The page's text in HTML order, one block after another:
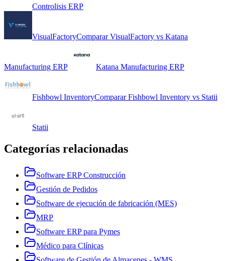
Controlisis ERP
VisualFactoryComparar VisualFactory vs Katana
Manufacturing ERP Katana Manufacturing ERP
Fishbowl InventoryComparar Fishbowl Inventory vs Statii
Statii
Categorías relacionadas
Software ERP Construcción
Gestión de Pedidos
Software de ejecución de fabricación (MES)
MRP
Software ERP para Pymes
Médico para Clínicas